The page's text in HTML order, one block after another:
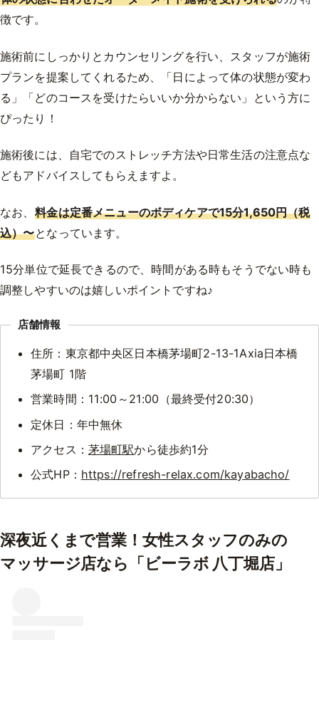
徴です。
施術前にしっかりとカウンセリングを行い、スタッフが施術
プランを提案してくれるため、「日によって体の状態が変わ
る」「どのコースを受けたらいいか分からない」という方に
ぴったり！
施術後には、自宅でのストレッチ方法や日常生活の注意点な
どもアドバイスしてもらえますよ。
なお、 料金は定番メニューのボディケアで15分1,650円（税
込）〜となっています。
15分単位で延長できるので、時間がある時もそうでない時も
調整しやすいのは嬉しいポイントですね♪
店舗情報
住所：東京都中央区日本橋茅場町2-13-1Axia日本橋
茅場町 1階
営業時間：11:00～21:00（最終受付20:30）
定休日：年中無休
アクセス： 茅場町駅から徒歩約1分
公式HP： https://refresh-relax.com/kayabacho/
深夜近くまで営業！女性スタッフのみの
マッサージ店なら「ビーラボ 八丁堀店」